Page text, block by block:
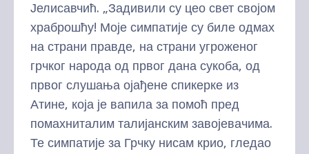
Јелисавчић. „Задивили су цео свет својом
храброшћу! Моје симпатије су биле одмах
на страни правде, на страни угроженог
грчког народа од првог дана сукоба, од
првог слушања ојађене спикерке из
Атине, која је вапила за помоћ пред
помахниталим талијанским завојевачима.
Те симпатије за Грчку нисам крио, гледао